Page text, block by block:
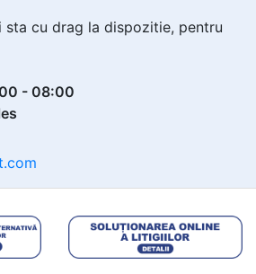
sta cu drag la dispozitie, pentru
- 08:00